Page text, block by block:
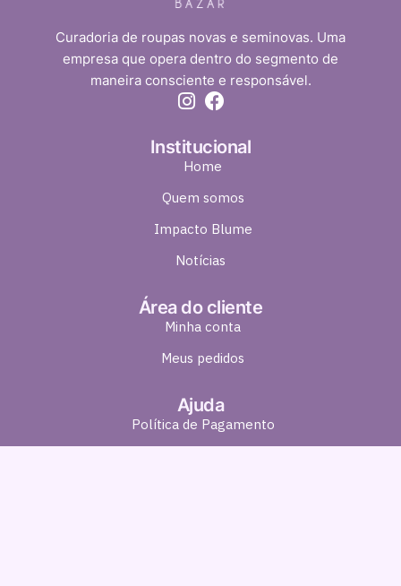
Curadoria de roupas novas e seminovas. Uma
empresa que opera dentro do segmento de
maneira consciente e responsável.
Institucional
Home
Quem somos
Impacto Blume
Notícias
Área do cliente
Minha conta
Meus pedidos
Ajuda
Política de Pagamento